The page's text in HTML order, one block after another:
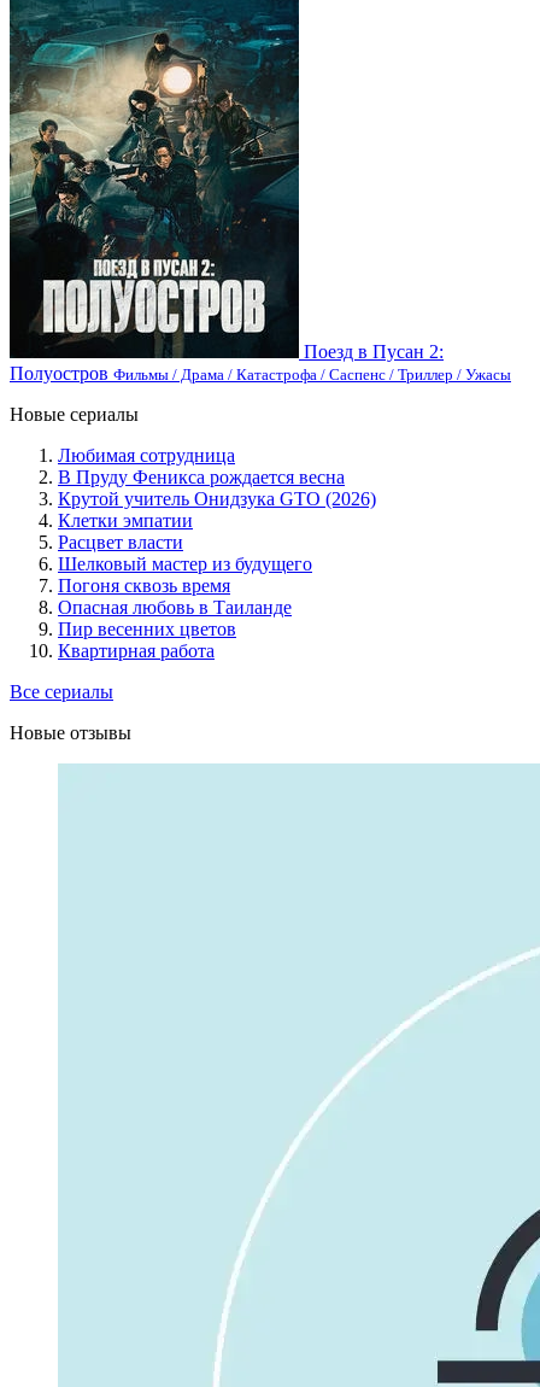
Поезд в Пусан 2:
Полуостров Фильмы / Драма / Катастрофа / Саспенс / Триллер / Ужасы
Новые сериалы
Любимая сотрудница
В Пруду Феникса рождается весна
Крутой учитель Онидзука GTO (2026)
Клетки эмпатии
Расцвет власти
Шелковый мастер из будущего
Погоня сквозь время
Опасная любовь в Таиланде
Пир весенних цветов
Квартирная работа
Все сериалы
Новые отзывы